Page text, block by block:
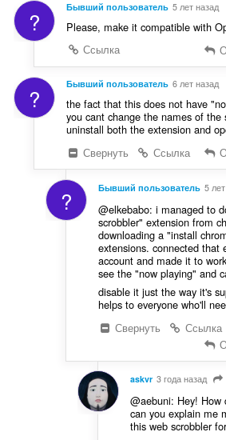
? Бывший пользователь 5 лет назад
Please, make it compatible with
Ссылка
? Бывший пользователь 6 лет назад
the fact that this does not have
you cant change the names of
uninstall both the extension and
Свернуть
Ссылка
? Бывший пользователь 5
@elkebabo: i managed to
scrobbler" extension from
downloading a "install
extensions. connected that
account and made it to
see the "now playing" and
disable it just the way it's
helps to everyone who'll
Свернуть
Ссылка
askvr 3 года назад
@aebuni: Hey!
can you explain me
this web scrobbler